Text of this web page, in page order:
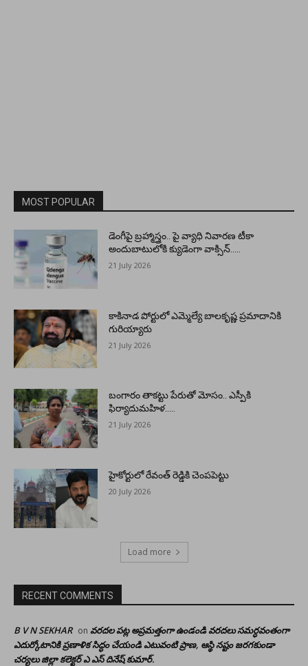
MOST POPULAR
డెంగీపై బ్రహ్మాస్త్రం.. పై వ్యాధి నివారణ టీకా
అందుబాటులోకి క్యుడెంగా వాక్సిన్…..
21 July 2026
కాకినాడ పోర్టులో ఎమ్మెల్యే బాలకృష్ణ ప్రమాదానికి
గురియ్యారు
21 July 2026
బంగారం తాకట్టు పేరుతో మోసం.. ఎస్పీకి
ఫిర్యాదుమహిళ…..
21 July 2026
హైకోర్టులో రేవంత్ రెడ్డికి చెంపపెట్టు
20 July 2026
Load more
RECENT COMMENTS
B V N SEKHAR on వరదల పట్ల అప్రమత్తంగా ఉండండి వరదలు సమర్ధవంతంగా
ఎదుర్కోటానికి ప్రణాళిక సిద్ధం చేయండి ఎటువంటి ప్రాణ, ఆస్థి నష్టం జరగకుండా
చర్యలు జిల్లా కలెక్టర్ ఎ ఎస్ దినేష్ కుమార్.